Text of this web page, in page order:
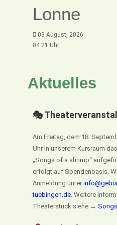
Lonne
03 August, 2026
04:21 Uhr
Aktuelles
🎭
Am Freitag, dem 18.
Uhr in unserem Kursraum
„Songs of a shrimp“
erfolgt auf Spendenbasis.
Anmeldung unter
tuebingen.de. Weitere
Theaterstück siehe →